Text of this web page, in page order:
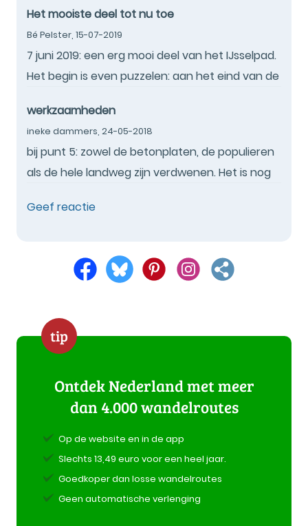
Het mooiste deel tot nu toe
Bé Pelster, 15-07-2019
7 juni 2019: een erg mooi deel van het IJsselpad.
Het begin is even puzzelen: aan het eind van de
rechts. Dan komt het vanzelf goed!! Het
graspad langs de beek naar Wichmond is een
leuke afwisseling t.o.v. de eerdere fietspaden. In
Wichmond even de kerk binnen gaan! De
Vierakkerstraatweg (druk verkeer) en de
in zicht komt is het genieten geblazen. Vooral
het 'klompenpad' door de uiterwaarden naar
vergeten. De stadswandeling vooral doen!!
Openbaar vervoer tussen Baak en Zutphen:
werkzaamheden
ineke dammers, 24-05-2018
bij punt 5: zowel de betonplaten, de populieren
als de hele landweg zijn verdwenen. Het is nog
het begin half omgeploegd, schouwpad.
Baakse Beek: er wordt zand gestort.
Desalniettemin redelijk makkelijk te belopen,
Mooie route!
Geef reactie
tip
Ontdek Nederland met meer
dan 4.000 wandelroutes
Op de website en in de app
Slechts 13,49 euro voor een heel jaar.
Goedkoper dan losse wandelroutes
Geen automatische verlenging